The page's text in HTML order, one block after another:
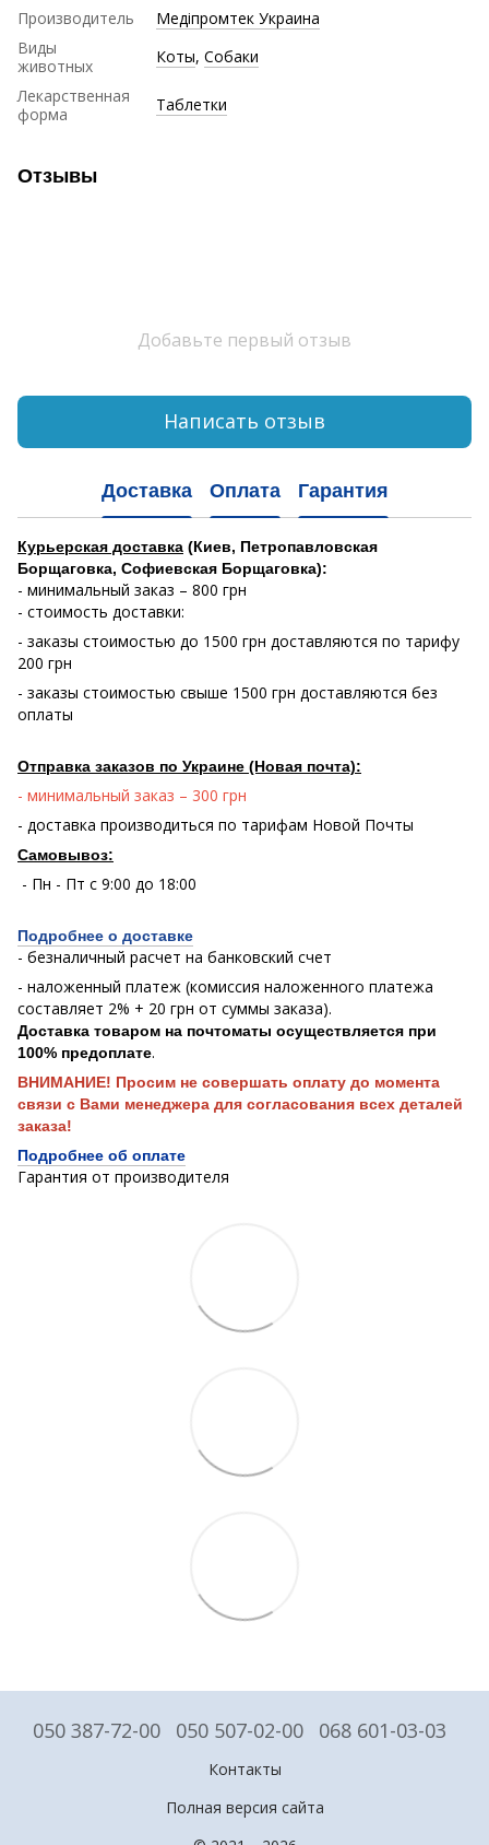
Производитель
Медіпромтек Украина
Виды
животных
Коты, Собаки
Лекарственная
форма
Таблетки
Отзывы
Добавьте первый отзыв
Написать отзыв
Доставка Оплата Гарантия
Курьерская доставка (Киев, Петропавловская
Борщаговка, Софиевская Борщаговка):
- минимальный заказ – 800 грн
- стоимость доставки:
- заказы стоимостью до 1500 грн доставляются по тарифу
200 грн
- заказы стоимостью свыше 1500 грн доставляются без
оплаты
Отправка заказов по Украине (Новая почта):
- минимальный заказ – 300 грн
- доставка производиться по тарифам Новой Почты
Самовывоз:
- Пн - Пт с 9:00 до 18:00
Подробнее о доставке
- безналичный расчет на банковский счет
- наложенный платеж (комиссия наложенного платежа
составляет 2% + 20 грн от суммы заказа).
Доставка товаром на почтоматы осуществляется при
100% предоплате.
ВНИМАНИЕ! Просим не совершать оплату до момента
связи с Вами менеджера для согласования всех деталей
заказа!
Подробнее об оплате
Гарантия от производителя
050 387-72-00 050 507-02-00 068 601-03-03
Контакты
Полная версия сайта